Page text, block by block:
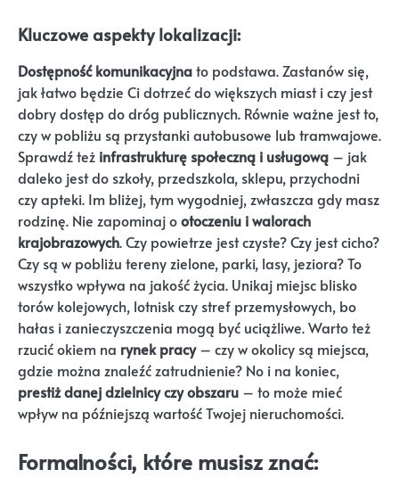
Kluczowe aspekty lokalizacji:
Dostępność komunikacyjnato podstawa. Zastanów się,
jak łatwo będzie Ci dotrzeć do większych miast i czy jest
dobry dostęp do dróg publicznych. Równie ważne jest to,
czy w pobliżu są przystanki autobusowe lub tramwajowe.
Sprawdź też infrastrukturę społeczną i usługową – jak
daleko jest do szkoły, przedszkola, sklepu, przychodni
czy apteki. Im bliżej, tym wygodniej, zwłaszcza gdy masz
rodzinę. Nie zapominaj ootoczeniu i walorach
krajobrazowych. Czy powietrze jest czyste? Czy jest cicho?
Czy są w pobliżu tereny zielone, parki, lasy, jeziora? To
wszystko wpływa na jakość życia. Unikaj miejsc blisko
torów kolejowych, lotnisk czy stref przemysłowych, bo
hałas i zanieczyszczenia mogą być uciążliwe. Warto też
rzucić okiem na rynek pracy– czy w okolicy są miejsca,
gdzie można znaleźć zatrudnienie? No i na koniec,
prestiż danej dzielnicy czy obszaru – to może mieć
wpływ na późniejszą wartość Twojej nieruchomości.
Formalności, które musisz znać: